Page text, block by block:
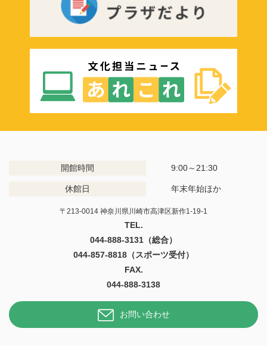
開館時間 9:00～21:30
休館日 年末年始ほか
〒213-0014 神奈川県川崎市高津区新作1-19-1
TEL.
044-888-3131（総合）
044-857-8818（スポーツ受付）
FAX.
044-888-3138
お問い合わせ